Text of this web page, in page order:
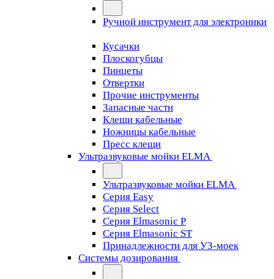
Ручной инструмент для электроники
Кусачки
Плоскогубцы
Пинцеты
Отвертки
Прочие инструменты
Запасные части
Клещи кабельные
Ножницы кабельные
Пресс клещи
Ультразвуковые мойки ELMA
Ультразвуковые мойки ELMA
Серия Easy
Серия Select
Серия Elmasonic P
Серия Elmasonic ST
Принадлежности для УЗ-моек
Системы дозирования